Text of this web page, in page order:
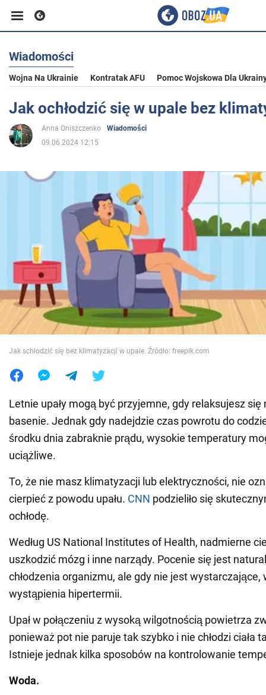
Biznes
Sport
Rozrywka
Życie
Społeczeństwo
Wojna na Ukrainie
Świat
Jedzenie
Wiadomości
Wojna Na Ukrainie Kontratak AFU Pomoc Wojskowa Dla
Jak ochłodzić się w upale bez
Anna Oniszczenko
Wiadomości
09.06.2024 12:15
Jak schłodzić się bez klimatyzacji w upale. Źródło: freepik.com
Letnie upały mogą być przyjemne, gdy relaksujesz się
basenie. Jednak gdy nadejdzie czas powrotu do
środku dnia zabraknie prądu, wysokie temperatury
uciążliwe.
To, że nie masz klimatyzacji lub elektryczności, nie
cierpieć z powodu upału. CNN podzieliło się
ochłodę.
Według US National Institutes of Health, nadmierne
uszkodzić mózg i inne narządy. Pocenie się jest
chłodzenia organizmu, ale gdy nie jest wystarczające,
wystąpienia hipertermii.
Upał w połączeniu z wysoką wilgotnością powietrza
ponieważ pot nie paruje tak szybko i nie chłodzi ciała
Istnieje jednak kilka sposobów na kontrolowanie
Woda.